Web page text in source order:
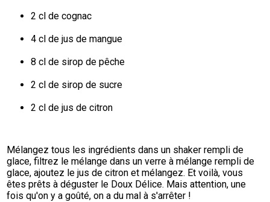
2 cl de cognac
4 cl de jus de mangue
8 cl de sirop de pêche
2 cl de sirop de sucre
2 cl de jus de citron
Mélangez tous les ingrédients dans un shaker rempli de
glace, filtrez le mélange dans un verre à mélange rempli de
glace, ajoutez le jus de citron et mélangez. Et voilà, vous
êtes prêts à déguster le Doux Délice. Mais attention, une
fois qu'on y a goûté, on a du mal à s'arrêter !